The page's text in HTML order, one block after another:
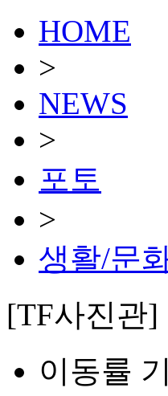
HOME
>
NEWS
>
포토
>
생활/문
[TF사진관]
이동률